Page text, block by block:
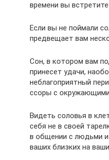
времени вы
Если вы не поймали
предвещает вам
Сон, в котором вам
принесет удачи,
неблагоприятный
ссоры с
Видеть соловья в
себя не в своей
в общении с людьми
ваших близких на